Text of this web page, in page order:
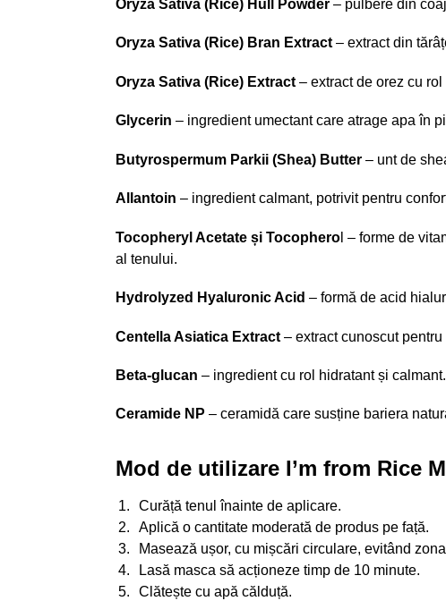
Oryza Sativa (Rice) Hull Powder– pulbere din
Oryza Sativa (Rice) Bran Extract– extract din
Oryza Sativa (Rice) Extract– extract de orez cu
Glycerin – ingredient umectant care atrage apa în
Butyrospermum Parkii (Shea) Butter– unt de
Allantoin – ingredient calmant, potrivit pentru
Tocopheryl Acetate și Tocopherol – forme de
al tenului.
Hydrolyzed Hyaluronic Acid – formă de acid
Centella Asiatica Extract– extract cunoscut
Beta-glucan – ingredient cu rol hidratant și
Ceramide NP – ceramidă care susține bariera
Mod de utilizare I’m from Rice
Curăță tenul înainte de aplicare.
Aplică o cantitate moderată de produs pe față.
Masează ușor, cu mișcări circulare, evitând
Lasă masca să acționeze timp de 10 minute.
Clătește cu apă călduță.